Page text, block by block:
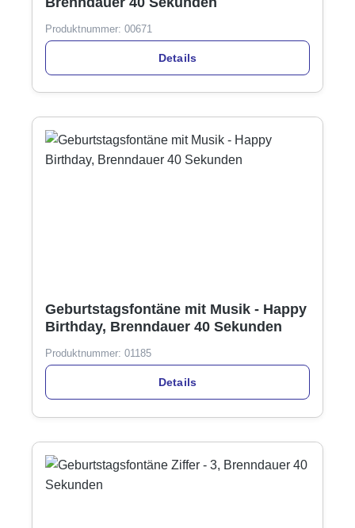
Produktnummer: 00671
Details
Geburtstagsfontäne mit Musik - Happy
Birthday, Brenndauer 40 Sekunden
Produktnummer: 01185
Details